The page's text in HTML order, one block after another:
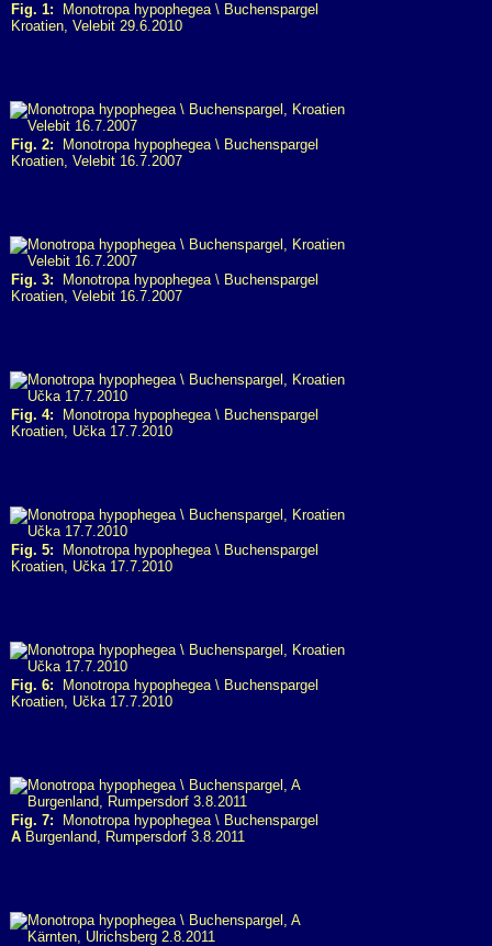
Fig. 1: Monotropa hypophegea \ Buchenspargel
Kroatien, Velebit 29.6.2010
Fig. 2: Monotropa hypophegea \ Buchenspargel
Kroatien, Velebit 16.7.2007
Fig. 3: Monotropa hypophegea \ Buchenspargel
Kroatien, Velebit 16.7.2007
Fig. 4: Monotropa hypophegea \ Buchenspargel
Kroatien, Učka 17.7.2010
Fig. 5: Monotropa hypophegea \ Buchenspargel
Kroatien, Učka 17.7.2010
Fig. 6: Monotropa hypophegea \ Buchenspargel
Kroatien, Učka 17.7.2010
Fig. 7: Monotropa hypophegea \ Buchenspargel
A Burgenland, Rumpersdorf 3.8.2011